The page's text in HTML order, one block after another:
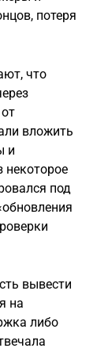
потеря
что
вложить
и
некоторое
под
вывести
на
либо